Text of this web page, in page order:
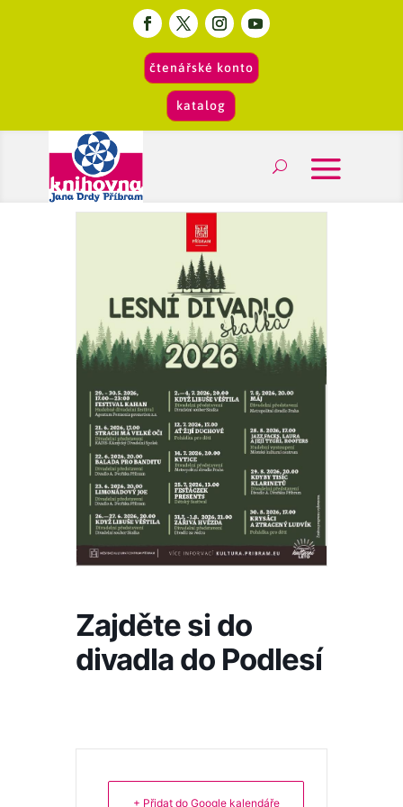
čtenářské konto
katalog
Zajděte si do
divadla do Podlesí
+ Přidat do Google kalendáře